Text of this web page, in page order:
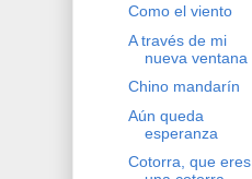
Como el viento
A través de mi
nueva ventana
Chino mandarín
Aún queda
esperanza
Cotorra, que eres